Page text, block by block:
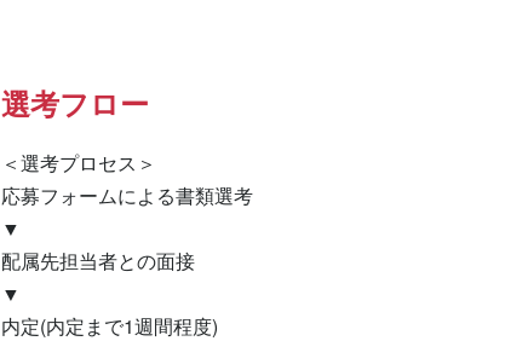
選考フロー
＜選考プロセス＞
応募フォームによる書類選考
▼
配属先担当者との面接
▼
内定(内定まで1週間程度)